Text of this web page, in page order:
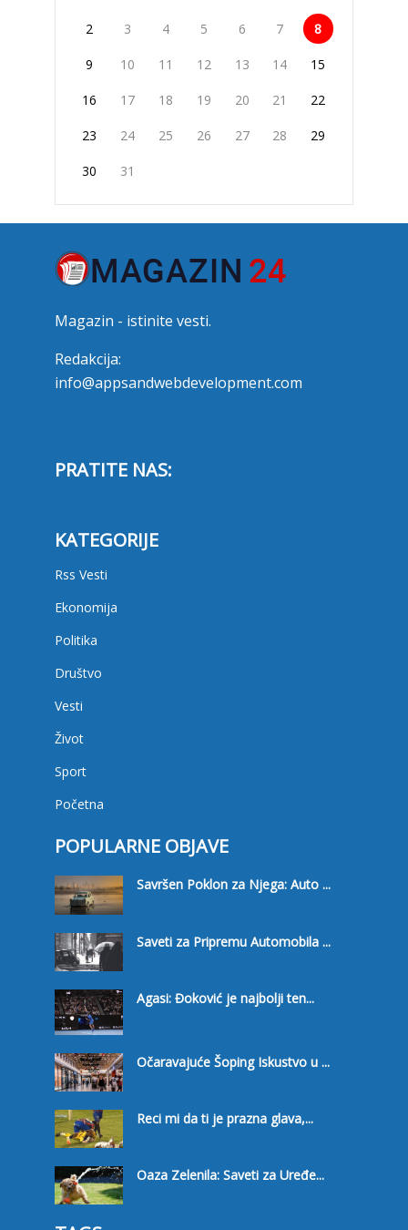
2 3 4 5 6 7 8
9 10 11 12 13 14 15
16 17 18 19 20 21 22
23 24 25 26 27 28 29
30 31
Magazin - istinite vesti.
Redakcija:
info@appsandwebdevelopment.com
PRATITE NAS:
KATEGORIJE
Rss Vesti
Ekonomija
Politika
Društvo
Vesti
Život
Sport
Početna
POPULARNE OBJAVE
Savršen Poklon za Njega: Auto ...
Saveti za Pripremu Automobila ...
Agasi: Đoković je najbolji ten...
Očaravajuće Šoping Iskustvo u ...
Reci mi da ti je prazna glava,...
Oaza Zelenila: Saveti za Uređe...